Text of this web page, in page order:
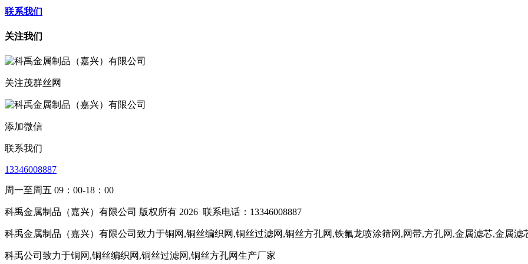
联系我们
关注我们
关注茂群丝网
添加微信
联系我们
13346008887
周一至周五 09：00-18：00
科禹金属制品（嘉兴）有限公司 版权所有 2026 联系电话：13346008887
科禹金属制品（嘉兴）有限公司致力于铜网,铜丝编织网,铜丝过滤网,铜丝方孔网,铁氟龙喷涂筛网,网带,方孔网,金属滤芯,金属滤
科禹公司致力于铜网,铜丝编织网,铜丝过滤网,铜丝方孔网生产厂家